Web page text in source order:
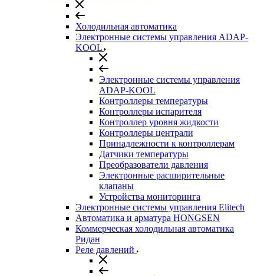
Холодильная автоматика
Электронные системы управления ADAP-
KOOL
Электронные системы управления
ADAP-KOOL
Контроллеры температуры
Контроллеры испарителя
Контроллер уровня жидкости
Контроллеры централи
Принадлежности к контроллерам
Датчики температуры
Преобразователи давления
Электронные расширительные
клапаны
Устройства мониторинга
Электронные системы управления Elitech
Автоматика и арматура HONGSEN
Коммерческая холодильная автоматика
Ридан
Реле давлений